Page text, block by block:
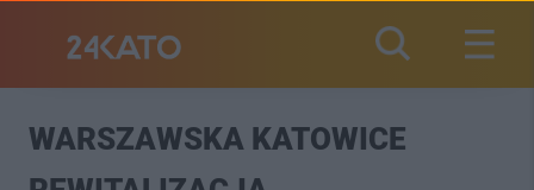
WARSZAWSKA KATOWICE